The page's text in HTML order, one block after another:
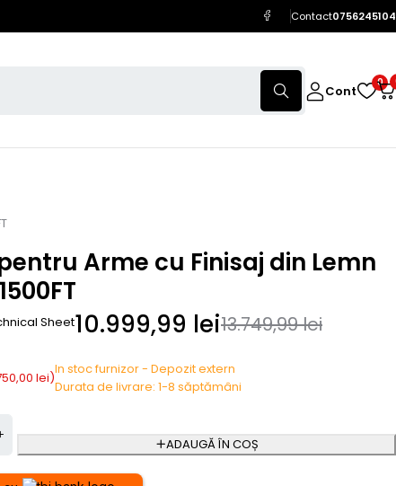
Contact0756245104
Cont
0
Arme cu Finisaj din Lemn
Sheet 13.749,99lei
10.999,99 lei
lei)
In stoc furnizor - Depozit extern
Durata de livrare: 1-8 săptămâni
ADAUGĂ ÎN COȘ